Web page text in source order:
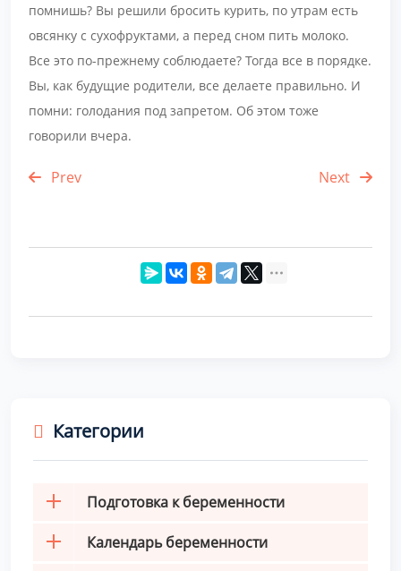
помнишь? Вы решили бросить курить, по утрам есть
овсянку с сухофруктами, а перед сном пить молоко.
Все это по-прежнему соблюдаете? Тогда все в порядке.
Вы, как будущие родители, все делаете правильно. И
помни: голодания под запретом. Об этом тоже
говорили вчера.
Prev Next
Категории
Подготовка к беременности
Календарь беременности